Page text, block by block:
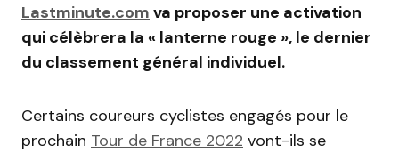
Lastminute.com va proposer une activation
qui célèbrera la « lanterne rouge », le dernier
du classement général individuel.
Certains coureurs cyclistes engagés pour le
prochain Tour de France 2022 vont-ils se